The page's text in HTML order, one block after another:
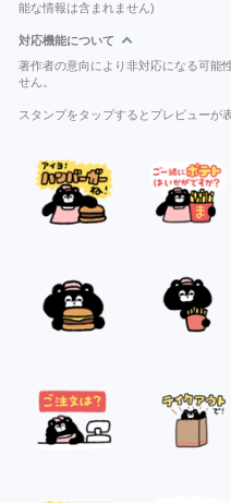
能な情報は含まれません)
対応機能について
著作者の意向により非対応になる可能
せん。
スタンプをタップするとプレビューが